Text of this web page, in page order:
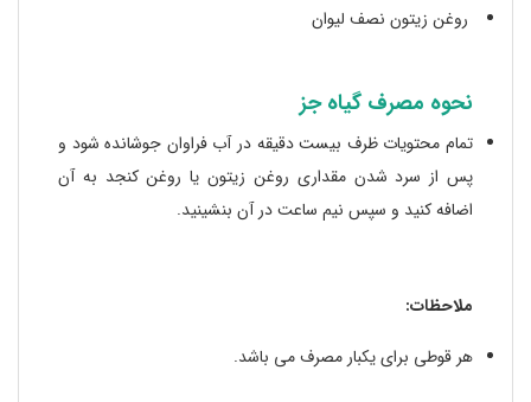
روغن زیتون نصف لیوان
نحوه مصرف گیاه جز
تمام محتویات ظرف بیست دقیقه در آب فراوان جوشانده شود و
پس از سرد شدن مقداری روغن زیتون یا روغن کنجد به آن
اضافه کنید و سپس نیم ساعت در آن بنشینید.
ملاحظات:
هر قوطی برای یکبار مصرف می باشد.